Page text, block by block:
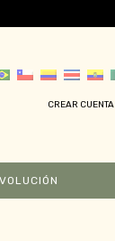
CREAR CUENTA